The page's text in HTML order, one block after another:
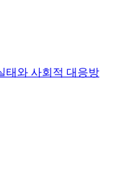
태와 사회적 대응방